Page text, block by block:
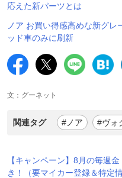
応えた新パーツとは
ノア お買い得感高めな新グレ
ッド車のみに刷新
文：グーネット
関連タグ #ノア #ヴォ
【キャンペーン】8月の毎週
き！（要マイカー登録＆特定